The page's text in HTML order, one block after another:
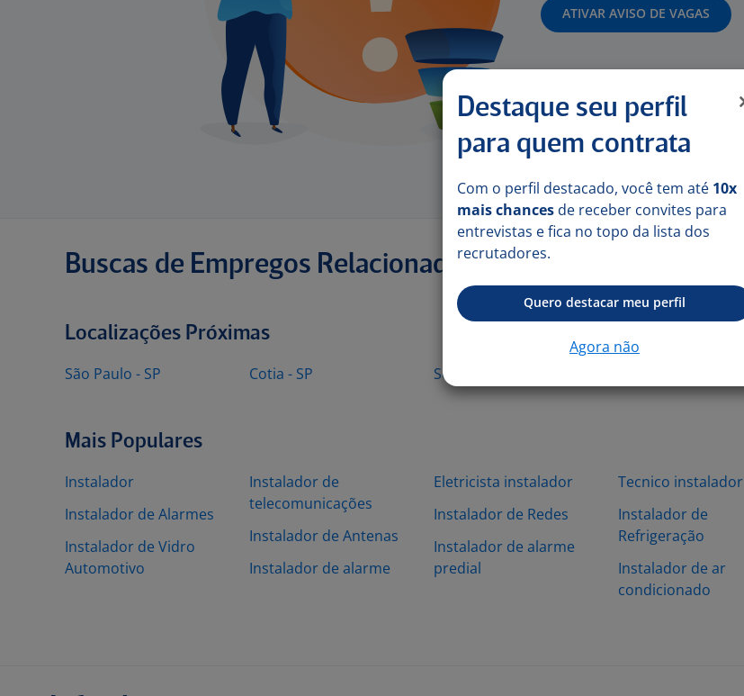
ATIVAR AVISO DE VAGAS
Buscas de Empregos Relacionadas
Localizações Próximas
São Paulo - SP Cotia - SP Sorocaba - SP
Mais Populares
Instalador
Instalador de Alarmes
Instalador de Vidro
Automotivo
Instalador de
telecomunicações
Instalador de Antenas
Instalador de alarme
Eletricista instalador
Instalador de Redes
Instalador de alarme
predial
Tecnico instalador
Instalador de
Refrigeração
Instalador de ar
condicionado
Destaque seu perfil
para quem contrata
Com o perfil destacado, você tem até 10x
mais chances de receber convites para
entrevistas e fica no topo da lista dos
recrutadores.
Quero destacar meu perfil
Agora não